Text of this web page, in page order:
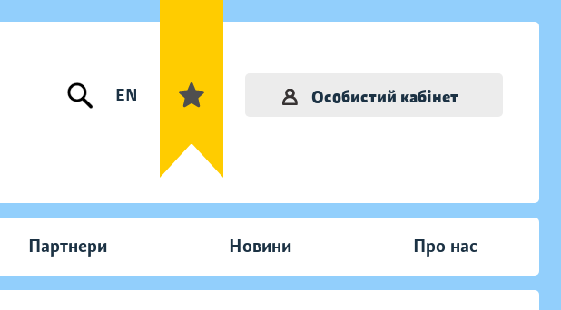
EN Особистий кабінет
Партнери Новини Про нас